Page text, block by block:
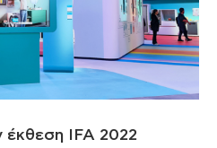
έκθεση IFA 2022